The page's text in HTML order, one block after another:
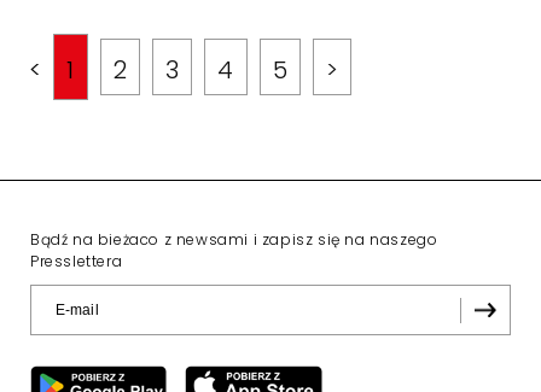
< 1 2 3 4 5 >
Bądź na bieżaco z newsami i zapisz się na naszego
Presslettera